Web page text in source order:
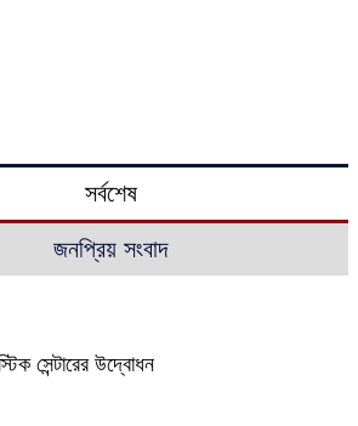
সর্বশেষ
জনপ্রিয় সংবাদ
সেন্টারের উদ্বোধন